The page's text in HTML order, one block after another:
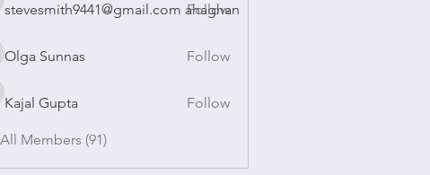
ahaghan
stevesmith9441@gmail.com ahaghan
Follow
Sunnas
Olga Sunnas Follow
Gupta
Kajal Gupta Follow
Members (91)